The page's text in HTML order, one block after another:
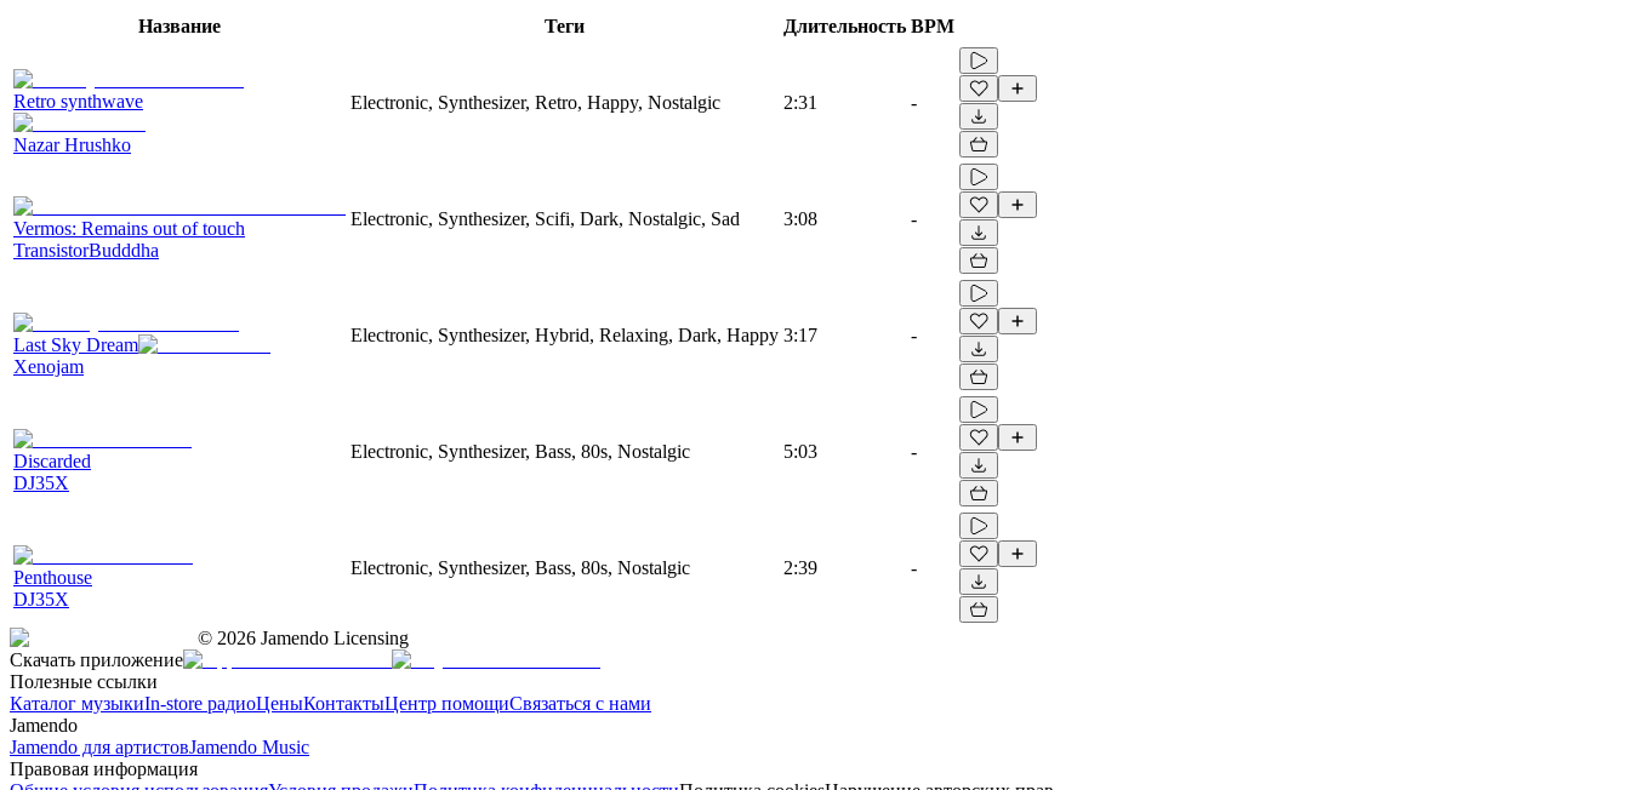
Название Теги Длительность BPM
Retro synthwave
Nazar Hrushko
Electronic, Synthesizer, Retro, Happy, Nostalgic 2:31 -
Vermos: Remains out of touch
TransistorBudddha
Electronic, Synthesizer, Scifi, Dark, Nostalgic, Sad 3:08 -
Last Sky Dream
Xenojam
Electronic, Synthesizer, Hybrid, Relaxing, Dark, Happy 3:17 -
Discarded
DJ35X
Electronic, Synthesizer, Bass, 80s, Nostalgic 5:03 -
Penthouse
DJ35X
Electronic, Synthesizer, Bass, 80s, Nostalgic 2:39 -
© 2026 Jamendo Licensing
Скачать приложение
Полезные ссылки
Каталог музыкиIn-store радиоЦеныКонтактыЦентр помощиСвязаться с нами
Jamendo
Jamendo для артистовJamendo Music
Правовая информация